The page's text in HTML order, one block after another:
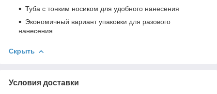
Туба с тонким носиком для удобного нанесения
Экономичный вариант упаковки для разового
нанесения
Скрыть
Условия доставки